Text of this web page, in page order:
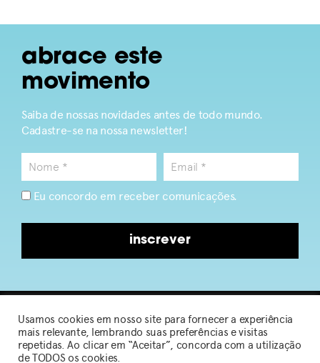
abrace este
movimento
Saiba de nossas novidades antes de todo mundo.
Cadastre-se na nossa newsletter!
Eu concordo em receber comunicações.
inscrever
2026 © Sou de Algodão
Usamos cookies em nosso site para fornecer a experiência
mais relevante, lembrando suas preferências e visitas
repetidas. Ao clicar em “Aceitar”, concorda com a utilização
de TODOS os cookies.